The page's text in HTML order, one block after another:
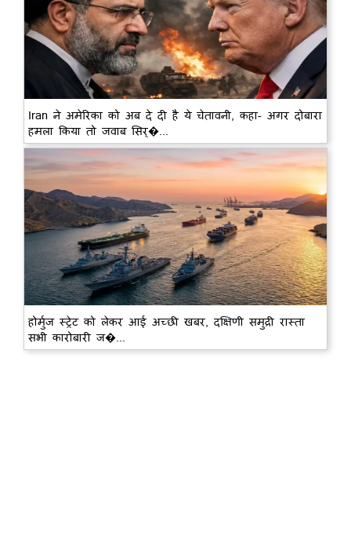
Iran ने अमेरिका को अब दे दी है ये चेतावनी, कहा- अगर दोबारा
हमला किया तो जवाब सिर्�...
होर्मुज स्ट्रेट को लेकर आई अच्छी खबर, दक्षिणी समुद्री रास्ता
सभी कारोबारी ज�...